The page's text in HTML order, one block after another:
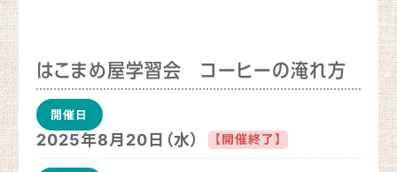
はこまめ屋学習会 コーヒーの淹れ方
開催日
2025年8月20日（水） 【開催終了】